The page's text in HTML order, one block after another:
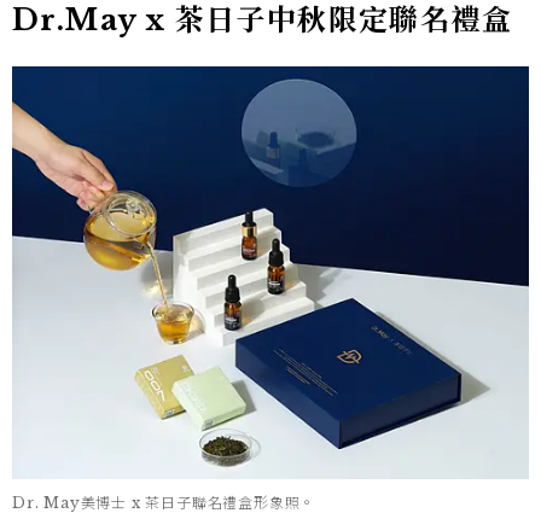
Dr.May x 茶日子中秋限定聯名禮盒
Dr. May美博士 x 茶日子聯名禮盒形象照。